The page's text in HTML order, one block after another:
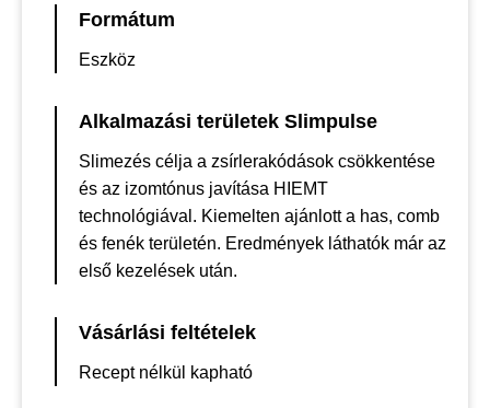
Formátum
Eszköz
Alkalmazási területek Slimpulse
Slimezés célja a zsírlerakódások csökkentése
és az izomtónus javítása HIEMT
technológiával. Kiemelten ajánlott a has, comb
és fenék területén. Eredmények láthatók már az
első kezelések után.
Vásárlási feltételek
Recept nélkül kapható